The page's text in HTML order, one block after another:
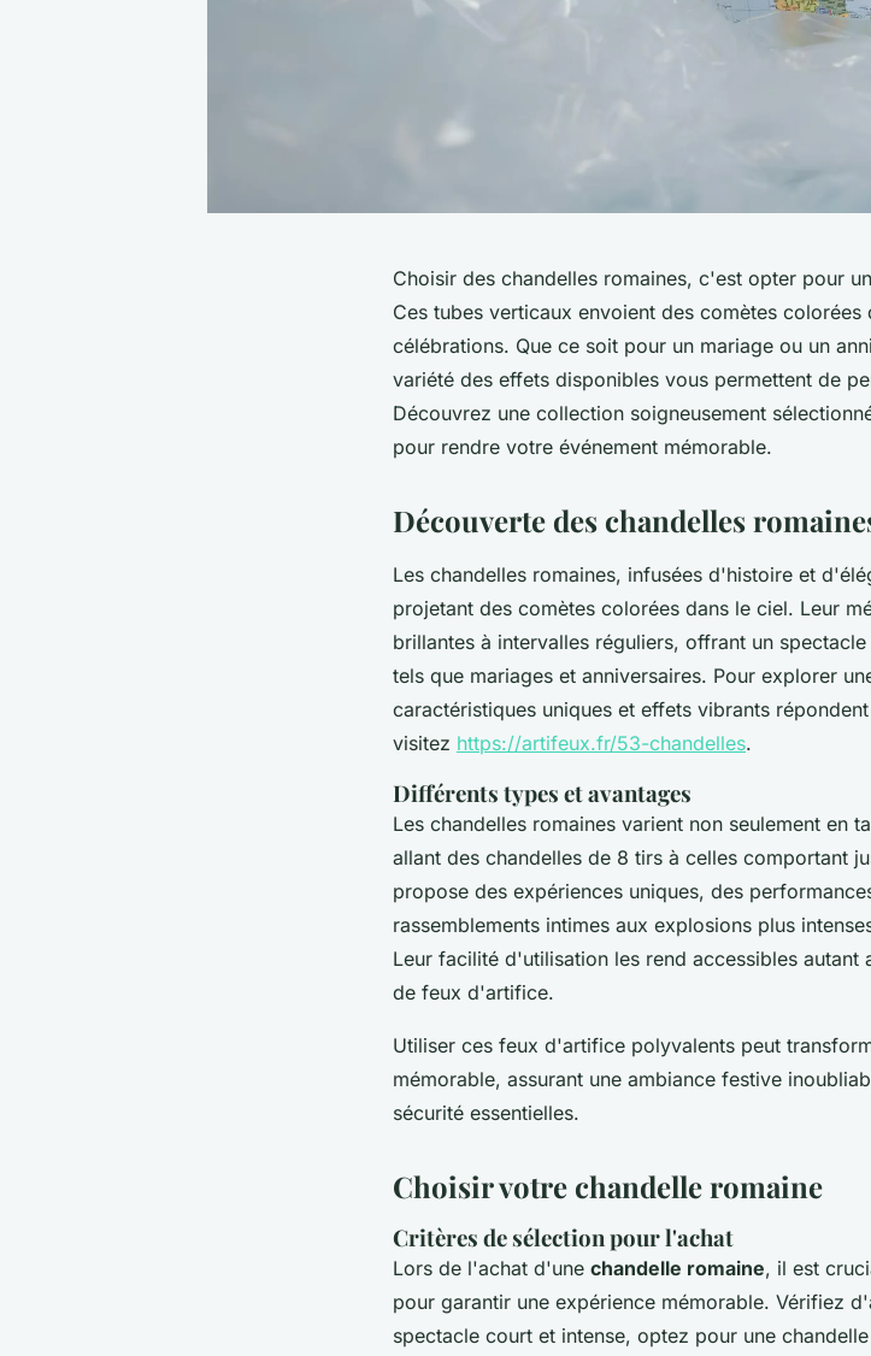
Choisir des chandelles romaines, c'est opter pour
Ces tubes verticaux envoient des comètes
célébrations. Que ce soit pour un mariage ou un
variété des effets disponibles vous permettent de
Découvrez une collection soigneusement
pour rendre votre événement mémorable.
Découverte des chandelles
Les chandelles romaines, infusées d'histoire et
projetant des comètes colorées dans le ciel. Leur
brillantes à intervalles réguliers, offrant un
tels que mariages et anniversaires. Pour explorer
caractéristiques uniques et effets vibrants
visitez https://artifeux.fr/53-chandelles.
Différents types et avantages
Les chandelles romaines varient non seulement en
allant des chandelles de 8 tirs à celles comportant
propose des expériences uniques, des
rassemblements intimes aux explosions plus
Leur facilité d'utilisation les rend accessibles
de feux d'artifice.
Utiliser ces feux d'artifice polyvalents peut
mémorable, assurant une ambiance festive
sécurité essentielles.
Choisir votre chandelle romaine
Critères de sélection pour l'achat
Lors de l'achat d'une chandelle romaine, il est
pour garantir une expérience mémorable. Vérifiez
spectacle court et intense, optez pour une